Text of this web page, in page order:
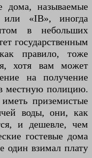
дома, называемые
или «IB», иногда
в небольших
государственным
правило, тоже
хотя вам может
на получение
местную полицию.
приземистые
воды, они, как
и дешевле, чем
гостевые дома
один взимал плату